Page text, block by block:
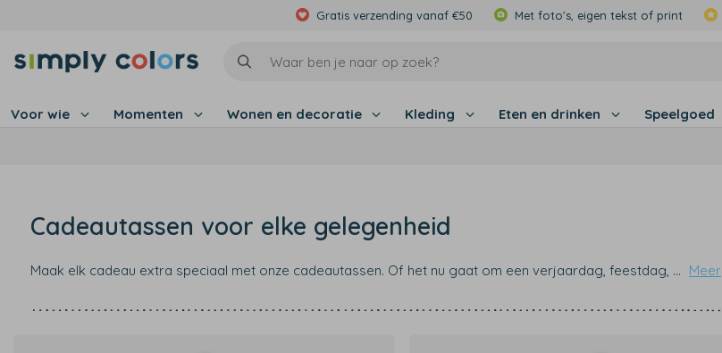
Gratis verzending vanaf €50 Met foto's, eigen tekst of print
Voor wie Momenten Wonen en decoratie Kleding Eten en drinken Speelgoed
Cadeautassen voor elke gelegenheid
Maak elk cadeau extra speciaal met onze cadeautassen. Of het nu gaat om een verjaardag, feestdag, ... Meer